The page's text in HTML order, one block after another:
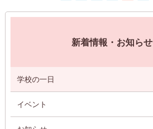
新着情報・お知らせ
学校の一日
イベント